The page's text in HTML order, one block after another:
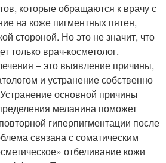
которые обращаются к врачу с
на коже пигментных пятен,
стороной. Но это не значит, что
только врач-косметолог.
– это выявление причины,
и устранение собственно
основной причины
меланина поможет
гиперпигментации после
связана с соматическим
отбеливание кожи